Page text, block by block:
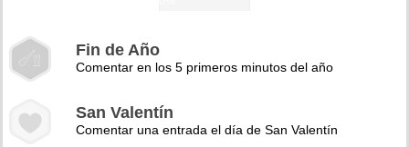
Fin de Año
Comentar en los 5 primeros minutos del año
San Valentín
Comentar una entrada el día de San Valentín